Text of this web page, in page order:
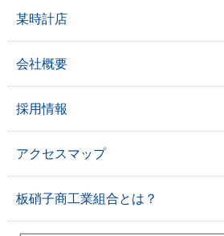
某時計店
会社概要
採用情報
アクセスマップ
板硝子商工業組合とは？